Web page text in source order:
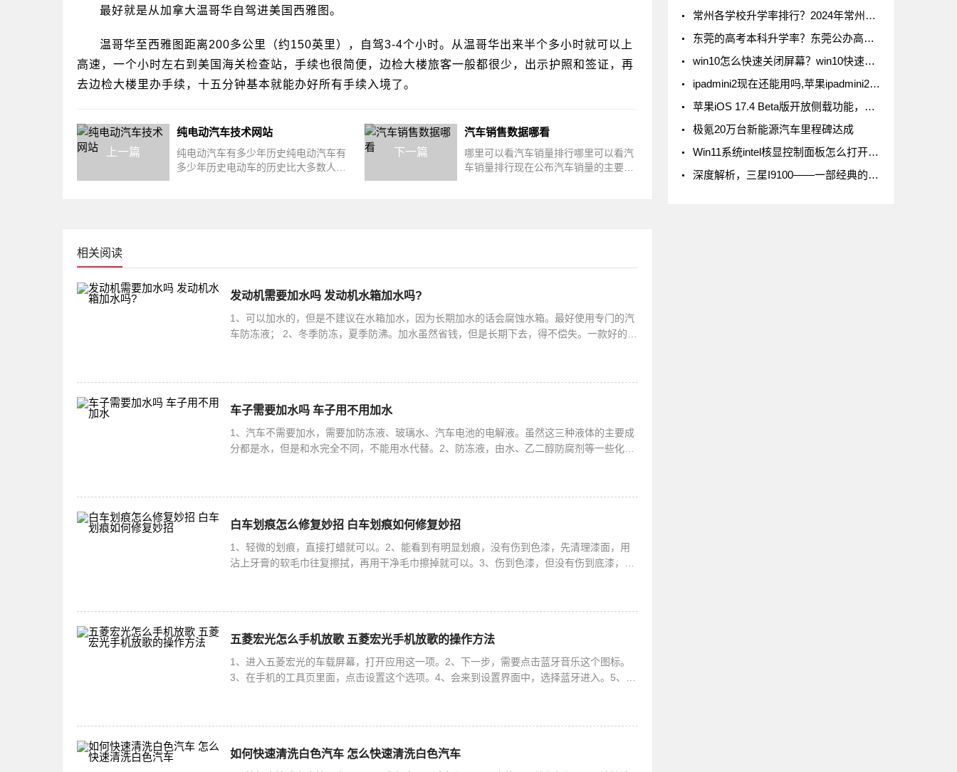
最好就是从加拿大温哥华自驾进美国西雅图。
温哥华至西雅图距离200多公里（约150英里），自驾3-4个小时。从温哥华出来半个多小时就可以上
高速，一个小时左右到美国海关检查站，手续也很简便，边检大楼旅客一般都很少，出示护照和签证，再
去边检大楼里办手续，十五分钟基本就能办好所有手续入境了。
上一篇
纯电动汽车技术网站
纯电动汽车有多少年历史纯电动汽车有
多少年历史电动车的历史比大多数人想
下一篇
汽车销售数据哪看
哪里可以看汽车销量排行哪里可以看汽
车销量排行现在公布汽车销量的主要是
相关阅读
发动机需要加水吗 发动机水箱加水吗?
1、可以加水的，但是不建议在水箱加水，因为长期加水的话会腐蚀水箱。最好使用专门的汽
车防冻液； 2、冬季防冻，夏季防沸。加水虽然省钱，但是长期下去，得不偿失。一款好的防
车子需要加水吗 车子用不用加水
1、汽车不需要加水，需要加防冻液、玻璃水、汽车电池的电解液。虽然这三种液体的主要成
分都是水，但是和水完全不同，不能用水代替。2、防冻液，由水、乙二醇防腐剂等一些化学
白车划痕怎么修复妙招 白车划痕如何修复妙招
1、轻微的划痕，直接打蜡就可以。2、能看到有明显划痕，没有伤到色漆，先清理漆面，用
沾上牙膏的软毛巾往复擦拭，再用干净毛巾擦掉就可以。3、伤到色漆，但没有伤到底漆，表
五菱宏光怎么手机放歌 五菱宏光手机放歌的操作方法
1、进入五菱宏光的车载屏幕，打开应用这一项。2、下一步，需要点击蓝牙音乐这个图标。
3、在手机的工具页里面，点击设置这个选项。4、会来到设置界面中，选择蓝牙进入。5、这
如何快速清洗白色汽车 怎么快速清洗白色汽车
常州各学校升学率排行？2024年常州初中升学率排名
东莞的高考本科升学率？东莞公办高中录取率有多少
win10怎么快速关闭屏幕？win10快速关闭屏幕方法
ipadmini2现在还能用吗,苹果ipadmini2现在还能用吗
苹果iOS 17.4 Beta版开放侧载功能，但iPad不在列
极氪20万台新能源汽车里程碑达成
Win11系统intel核显控制面板怎么打开-打开intel核显控制面板的方法
深度解析，三星I9100——一部经典的智能手机传奇